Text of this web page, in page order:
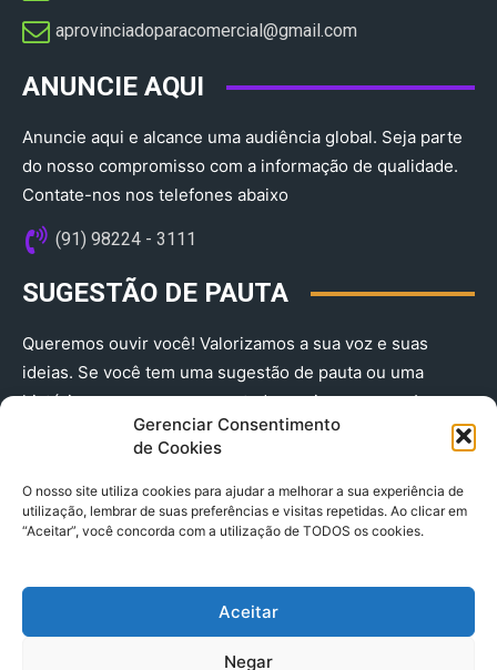
Gerenciar Consentimento
de Cookies
O nosso site utiliza cookies para ajudar a melhorar a sua experiência de
utilização, lembrar de suas preferências e visitas repetidas. Ao clicar em
“Aceitar”, você concorda com a utilização de TODOS os cookies.
Aceitar
Negar
aprovinciadoparacomercial@gmail.com​
ANUNCIE AQUI
Anuncie aqui e alcance uma audiência global. Seja parte
do nosso compromisso com a informação de qualidade.
Contate-nos nos telefones abaixo
(91) 98224 - 3111
SUGESTÃO DE PAUTA
Queremos ouvir você! Valorizamos a sua voz e suas
ideias. Se você tem uma sugestão de pauta ou uma
história que merece ser contada, envie-nos agora!
(91) 98224 - 3111
© 2025 A Província do Pará CNPJ: 04.901.141/0001-36 End .
Trav. Quintino Bocaiuva 2301, Ed. Rogério Fernandez – Sala